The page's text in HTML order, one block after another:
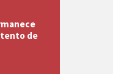
de